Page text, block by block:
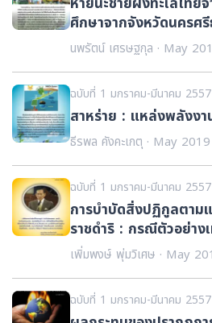
ศึกษาจากจังหวัดนครศรี
นพรัตน์ เศรษฐกุล · May
ฉบับที่ 1 มกราคม-มีนาคม 2557
สาหร่าย : แหล่งพลังง
ธีรพล คังคะเกตุ · May 2019
ฉบับที่ 1 มกราคม-มีนาคม 2557
การบำบัดสิ่งปฏิกูลตาม
ราชดำริ : กรณีตัวอย่า
เพิ่มพงษ์ พุ่มวิเศษ · May
ฉบับที่ 1 มกราคม-มีนาคม 2557